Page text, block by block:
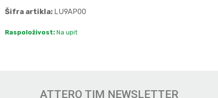
Šifra artikla: LU9AP00
Raspoloživost: Na upit
ATTERO TIM NEWSLETTER